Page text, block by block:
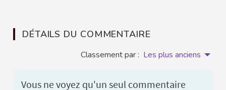
DÉTAILS DU COMMENTAIRE
Classement par : Les plus anciens
Vous ne voyez qu'un seul commentaire